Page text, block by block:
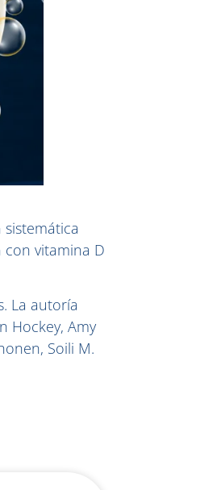
con vitamina D
La autoría
Hockey, Amy
Soili M.